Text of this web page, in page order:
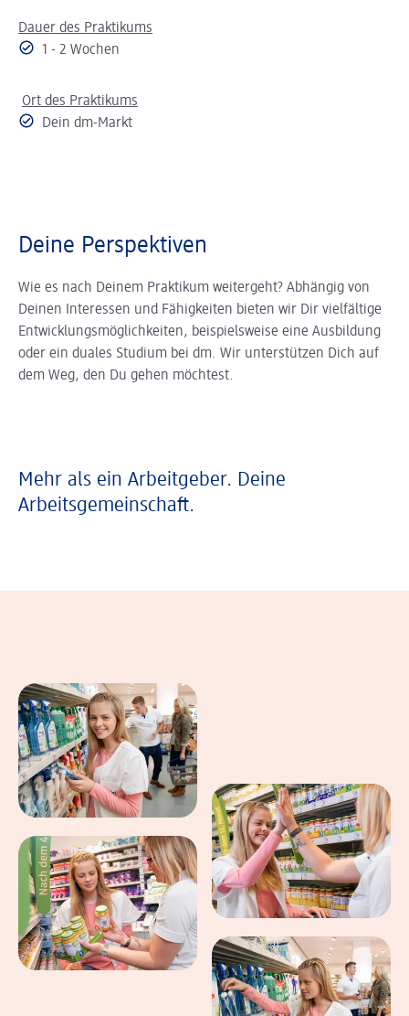
Dauer des Praktikums
1 - 2 Wochen
Ort des Praktikums
Dein dm-Markt
Deine Perspektiven
Wie es nach Deinem Praktikum weitergeht? Abhängig von
Deinen Interessen und Fähigkeiten bieten wir Dir vielfältige
Entwicklungsmöglichkeiten, beispielsweise eine Ausbildung
oder ein duales Studium bei dm. Wir unterstützen Dich auf
dem Weg, den Du gehen möchtest.
Mehr als ein Arbeitgeber. Deine
Arbeitsgemeinschaft.
Eindrücke aus dem Arbeitsalltag